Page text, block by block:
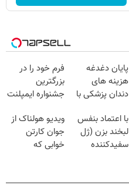
پایان دغدغه
هزینه های
دندان پزشکی با
خانگی
فرم خود را در
بزرگترین
جشنواره ایمپلنت
فقط ۲۵ میلیون
با اعتماد بنفس
لبخند بزن (ژل
سفیدکننده
ویدیو هولناک از
جوان کارتن
خوابی که